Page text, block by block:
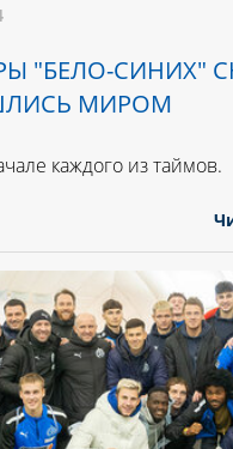
"БЕЛО-СИНИХ"
МИРОМ
каждого из таймов.